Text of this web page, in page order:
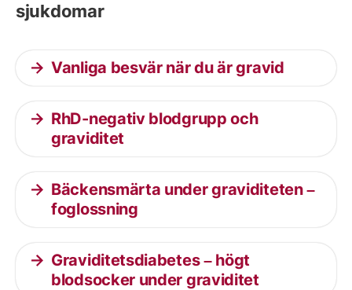
sjukdomar
Vanliga besvär när du är gravid
RhD-negativ blodgrupp och
graviditet
Bäckensmärta under graviditeten –
foglossning
Graviditetsdiabetes – högt
blodsocker under graviditet